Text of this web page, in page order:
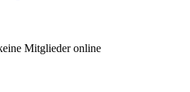
Mitglieder online